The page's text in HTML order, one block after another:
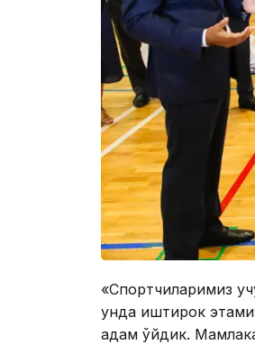
«Спортчиларимиз
унда иштирок
қадам қўйдик.